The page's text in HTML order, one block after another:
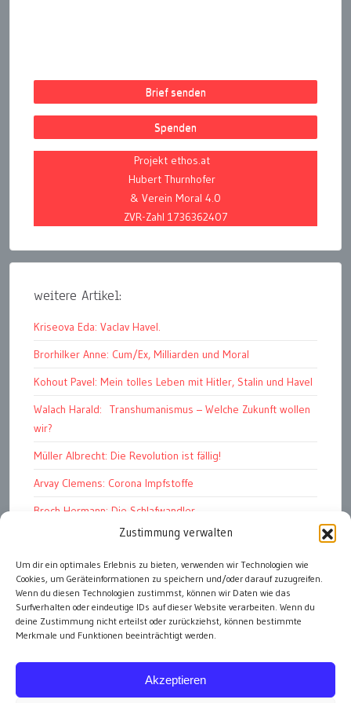
Zustimmung verwalten
Um dir ein optimales Erlebnis zu bieten, verwenden wir Technologien wie
Cookies, um Geräteinformationen zu speichern und/oder darauf zuzugreifen.
Wenn du diesen Technologien zustimmst, können wir Daten wie das
Surfverhalten oder eindeutige IDs auf dieser Website verarbeiten. Wenn du
deine Zustimmung nicht erteilst oder zurückziehst, können bestimmte
Merkmale und Funktionen beeinträchtigt werden.
Akzeptieren
Brief senden
Spenden
Projekt ethos.at
Hubert Thurnhofer
& Verein Moral 4.0
ZVR-Zahl 1736362407
weitere Artikel:
Kriseova Eda: Vaclav Havel.
Brorhilker Anne: Cum/Ex, Milliarden und Moral
Kohout Pavel: Mein tolles Leben mit Hitler, Stalin und Havel
Walach Harald: Transhumanismus – Welche Zukunft wollen
wir?
Müller Albrecht: Die Revolution ist fällig!
Arvay Clemens: Corona Impfstoffe
Broch Hermann: Die Schlafwandler
Kohout Pavel: Ende der Großen Ferien
Bonelli Raphael: Kopflos
Luczak Andreas: Deutschlands Energiewende
alle Artikel